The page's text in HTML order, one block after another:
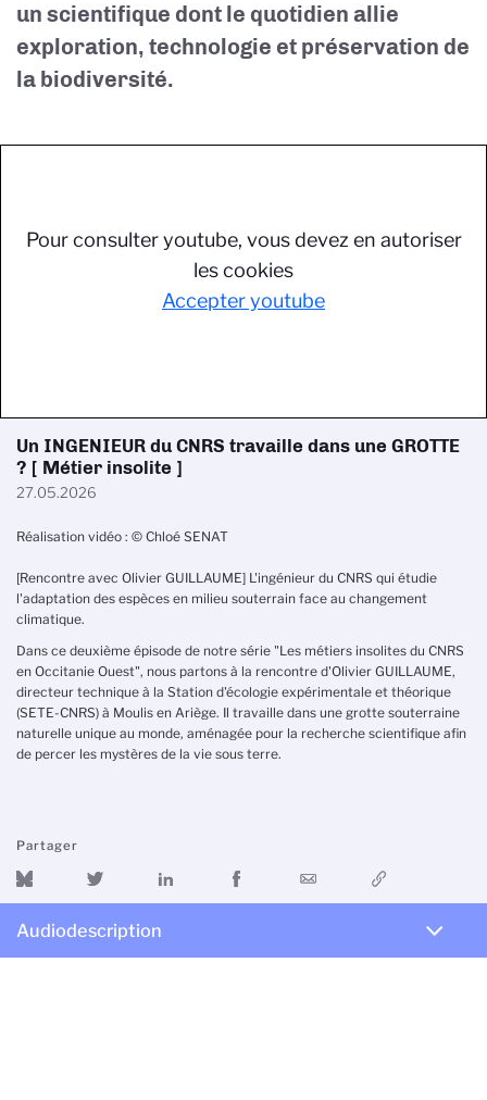
un scientifique dont le quotidien allie
exploration, technologie et préservation de
la biodiversité.
Pour consulter youtube, vous devez en autoriser
les cookies
Accepter youtube
Un INGENIEUR du CNRS travaille dans une GROTTE
? [ Métier insolite ]
27.05.2026
Réalisation vidéo : © Chloé SENAT
[Rencontre avec Olivier GUILLAUME] L'ingénieur du CNRS qui étudie
l'adaptation des espèces en milieu souterrain face au changement
climatique.
Dans ce deuxième épisode de notre série "Les métiers insolites du CNRS
en Occitanie Ouest", nous partons à la rencontre d'Olivier GUILLAUME,
directeur technique à la Station d'écologie expérimentale et théorique
(SETE-CNRS) à Moulis en Ariège. Il travaille dans une grotte souterraine
naturelle unique au monde, aménagée pour la recherche scientifique afin
de percer les mystères de la vie sous terre.
Partager
Audiodescription